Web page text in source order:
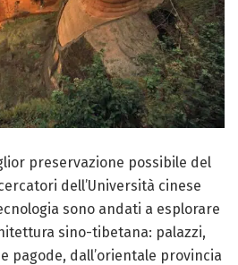
preservazione possibile del
dell’Università cinese
sono andati a esplorare
sino-tibetana: palazzi,
e pagode, dall’orientale provincia